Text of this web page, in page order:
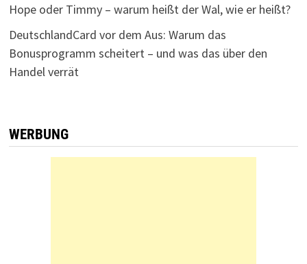
Hope oder Timmy – warum heißt der Wal, wie er heißt?
DeutschlandCard vor dem Aus: Warum das
Bonusprogramm scheitert – und was das über den
Handel verrät
WERBUNG